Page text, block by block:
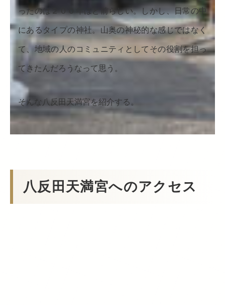
ったのは２００年ほど前らしい。しかし、日常の中
にあるタイプの神社。山奥の神秘的な感じではなく
て、地域の人のコミュニティとしてその役割を担っ
てきたんだろうなって思う。
そんな八反田天満宮を紹介する。
八反田天満宮へのアクセス